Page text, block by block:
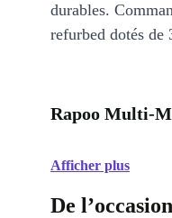
durables.
refurbed dotés de
Rapoo Multi-
Afficher plus
De